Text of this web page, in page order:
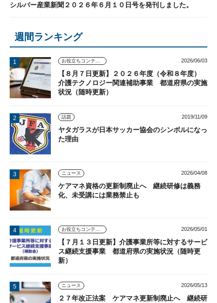
シルバー産業新聞２０２６年６月１０日号を発刊しました。
週間ランキング
お役立ちコンテンツ 2026/06/03
【８月７日更新】２０２６年度（令和８年度）
介護テクノロジー関連補助事業 都道府県の実施
状況（随時更新）
話題 2019/11/09
ヤタガラスが日本サッカー協会のシンボルになっ
た理由
ニュース 2026/04/08
ケアマネ資格の更新制廃止へ 継続研修は義務
化、未受講には業務禁止も
お役立ちコンテンツ 2026/05/01
【７月１３日更新】介護事業所等に対するサービ
ス継続支援事業 都道府県の実施状況（随時更
新）
ニュース 2026/05/13
２７年改正法案 ケアマネ更新制廃止へ 継続研